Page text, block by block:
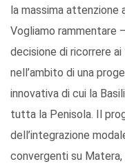
la massima attenzione
Vogliamo rammentare
decisione di ricorrere
nell’ambito di una
innovativa di cui la
tutta la Penisola. Il
dell’integrazione
convergenti su